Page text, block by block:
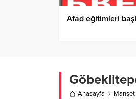
Afad eğitimleri
Anasayfa Manşet